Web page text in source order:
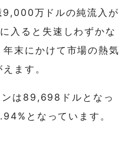
9,000万ドルの純流入が
入ると失速しわずかな
末にかけて市場の熱気
ます。
は89,698ドルとなっ
となっています。